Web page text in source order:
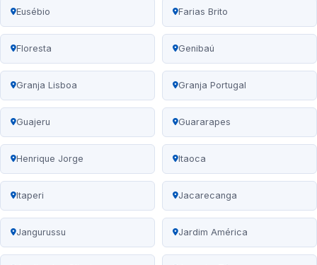
Eusébio Farias Brito
Floresta Genibaú
Granja Lisboa Granja Portugal
Guajeru Guararapes
Henrique Jorge Itaoca
Itaperi Jacarecanga
Jangurussu Jardim América